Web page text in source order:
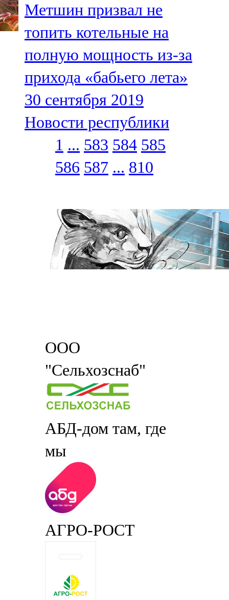
Метшин призвал не
топить котельные на
полную мощность из-за
прихода «бабьего лета»
30 сентября 2019
Новости республики
1 ... 583 584 585
586 587 ... 810
ООО
"Сельхозснаб"
АБД-дом там, где
мы
АГРО-РОСТ